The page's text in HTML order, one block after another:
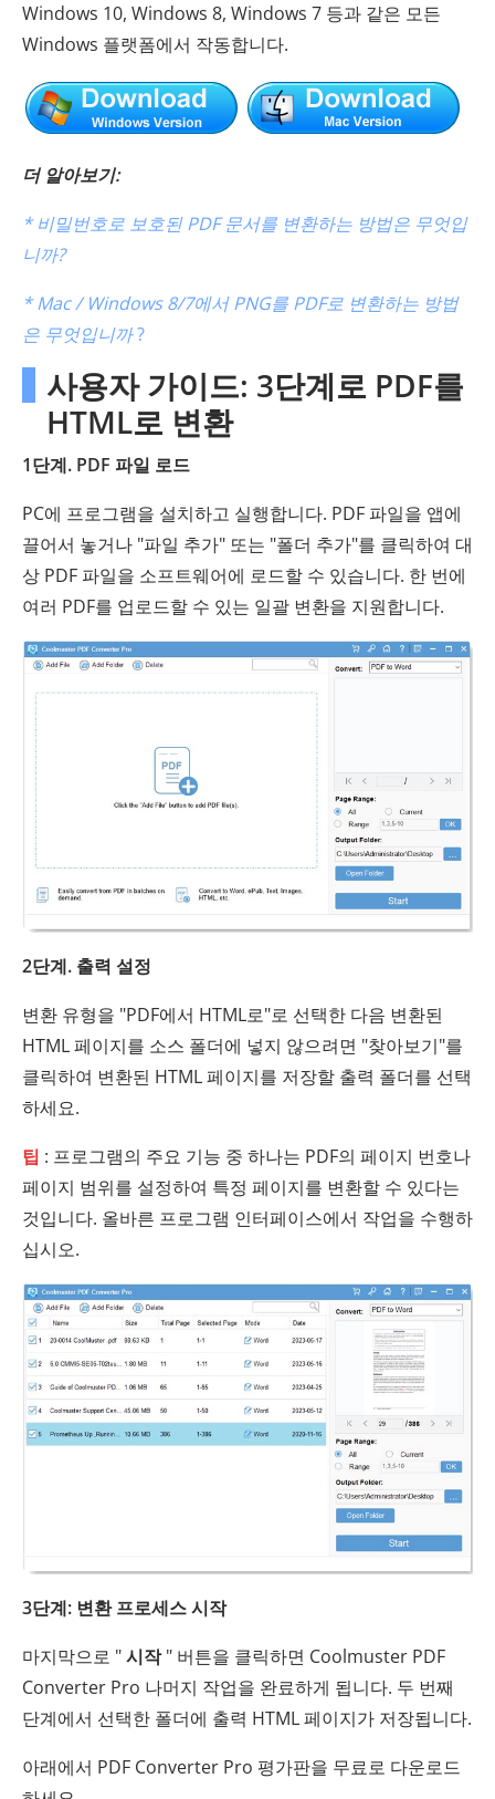
Windows 10, Windows 8, Windows 7 등과 같은 모든
Windows 플랫폼에서 작동합니다.
더 알아보기:
* 비밀번호로 보호된 PDF 문서를 변환하는 방법은 무엇입
니까?
* Mac / Windows 8/7에서 PNG를 PDF로 변환하는 방법
은 무엇입니까?
사용자 가이드: 3단계로 PDF를
HTML로 변환
1단계. PDF 파일 로드
PC에 프로그램을 설치하고 실행합니다. PDF 파일을 앱에
끌어서 놓거나 "파일 추가" 또는 "폴더 추가"를 클릭하여 대
상 PDF 파일을 소프트웨어에 로드할 수 있습니다. 한 번에
여러 PDF를 업로드할 수 있는 일괄 변환을 지원합니다.
2단계. 출력 설정
변환 유형을 "PDF에서 HTML로"로 선택한 다음 변환된
HTML 페이지를 소스 폴더에 넣지 않으려면 "찾아보기"를
클릭하여 변환된 HTML 페이지를 저장할 출력 폴더를 선택
하세요.
팁 : 프로그램의 주요 기능 중 하나는 PDF의 페이지 번호나
페이지 범위를 설정하여 특정 페이지를 변환할 수 있다는
것입니다. 올바른 프로그램 인터페이스에서 작업을 수행하
십시오.
3단계: 변환 프로세스 시작
마지막으로 "시작" 버튼을 클릭하면 Coolmuster PDF
Converter Pro 나머지 작업을 완료하게 됩니다. 두 번째
단계에서 선택한 폴더에 출력 HTML 페이지가 저장됩니다.
아래에서 PDF Converter Pro 평가판을 무료로 다운로드